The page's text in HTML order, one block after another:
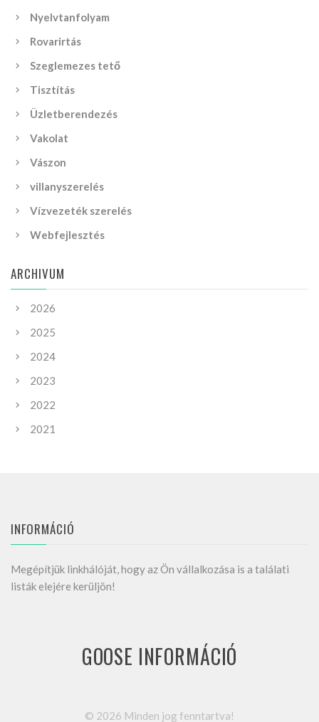
Nyelvtanfolyam
Rovarirtás
Szeglemezes tető
Tisztítás
Üzletberendezés
Vakolat
Vászon
villanyszerelés
Vízvezeték szerelés
Webfejlesztés
ARCHIVUM
2026
2025
2024
2023
2022
2021
INFORMÁCIÓ
Megépítjük linkhálóját, hogy az Ön vállalkozása is a találati
listák elejére kerüljön!
GOOSE INFORMÁCIÓ
© 2026 Minden jog fenntartva!